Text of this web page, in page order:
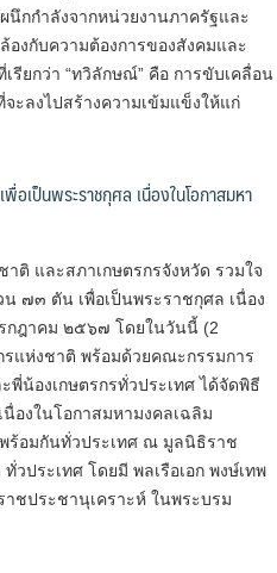
กกำลังจากหน่วยงานภาครัฐและ
องกับความต้องการของสังคมและ
รียกว่า “ทวิลักษณ์” คือ การขับเคลื่อน
ะลงไปสร้างความเข้มแข็งให้แก่
เป็นพระราชกุศล เนื่องในโอกาสมหา
าติ และสภาเกษตรกรจังหวัด รวมใจ
๗๓ ตัน เพื่อเป็นพระราชกุศล เนื่อง
กฎาคม ๒๕๖๗ โดยในวันนี้ (2
แห่งชาติ พร้อมด้วยคณะกรรมการ
พี่น้องเกษตรกรทั่วประเทศ ได้จัดพิธี
องในโอกาสมหามงคลเฉลิม
ร้อมกันทั่วประเทศ ณ มูลนิธิราช
ประเทศ โดยมี พลเรือเอก พงษ์เทพ
ชประชานุเคราะห์ ในพระบรม